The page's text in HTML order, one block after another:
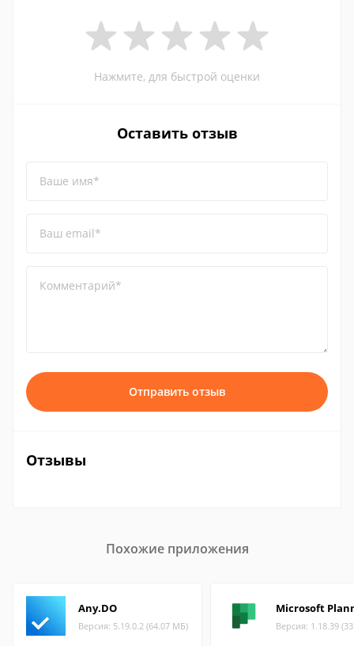
Нажмите, для быстрой оценки
Оставить отзыв
Ваше имя*
Ваш email*
Комментарий*
Отправить отзыв
Отзывы
Похожие приложения
Any.DO
Версия: 5.19.0.2 (64.07 МБ)
Microsoft
Версия: 1.18.39